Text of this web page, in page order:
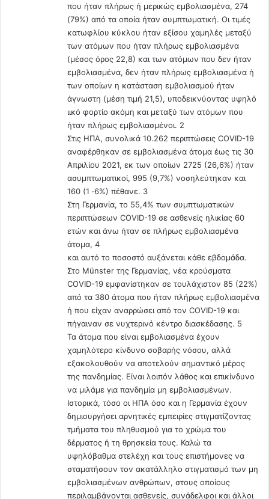
που ήταν πλήρως ή μερικώς εμβολιασμένα, 274
(79%) από τα οποία ήταν συμπτωματική. Οι τιμές
κατωφλίου κύκλου ήταν εξίσου χαμηλές μεταξύ
των ατόμων που ήταν πλήρως εμβολιασμένα
(μέσος όρος 22,8) και των ατόμων που δεν ήταν
εμβολιασμένα, δεν ήταν πλήρως εμβολιασμένα ή
των οποίων η κατάσταση εμβολιασμού ήταν
άγνωστη (μέση τιμή 21,5), υποδεικνύοντας υψηλό
ιικό φορτίο ακόμη και μεταξύ των ατόμων που
ήταν πλήρως εμβολιασμένοι. 2
Στις ΗΠΑ, συνολικά 10.262 περιπτώσεις COVID-19
αναφέρθηκαν σε εμβολιασμένα άτομα έως τις 30
Απριλίου 2021, εκ των οποίων 2725 (26,6%) ήταν
ασυμπτωματικοί, 995 (9,7%) νοσηλεύτηκαν και
160 (1 ·6%) πέθανε. 3
Στη Γερμανία, το 55,4% των συμπτωματικών
περιπτώσεων COVID-19 σε ασθενείς ηλικίας 60
ετών και άνω ήταν σε πλήρως εμβολιασμένα
άτομα, 4
και αυτό το ποσοστό αυξάνεται κάθε εβδομάδα.
Στο Münster της Γερμανίας, νέα κρούσματα
COVID-19 εμφανίστηκαν σε τουλάχιστον 85 (22%)
από τα 380 άτομα που ήταν πλήρως εμβολιασμένα
ή που είχαν αναρρώσει από τον COVID-19 και
πήγαιναν σε νυχτερινό κέντρο διασκέδασης. 5
Τα άτομα που είναι εμβολιασμένα έχουν
χαμηλότερο κίνδυνο σοβαρής νόσου, αλλά
εξακολουθούν να αποτελούν σημαντικό μέρος
της πανδημίας. Είναι λοιπόν λάθος και επικίνδυνο
να μιλάμε για πανδημία μη εμβολιασμένων.
Ιστορικά, τόσο οι ΗΠΑ όσο και η Γερμανία έχουν
δημιουργήσει αρνητικές εμπειρίες στιγματίζοντας
τμήματα του πληθυσμού για το χρώμα του
δέρματος ή τη θρησκεία τους. Καλώ τα
υψηλόβαθμα στελέχη και τους επιστήμονες να
σταματήσουν τον ακατάλληλο στιγματισμό των μη
εμβολιασμένων ανθρώπων, στους οποίους
περιλαμβάνονται ασθενείς, συνάδελφοι και άλλοι